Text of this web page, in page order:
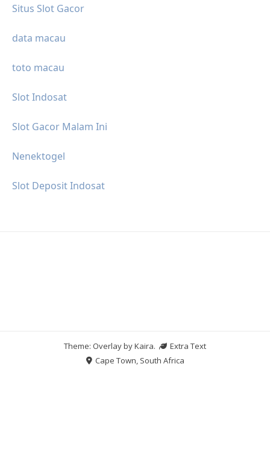
Situs Slot Gacor
data macau
toto macau
Slot Indosat
Slot Gacor Malam Ini
Nenektogel
Slot Deposit Indosat
Theme: Overlay byKaira.
Extra Text
Cape Town, South Africa